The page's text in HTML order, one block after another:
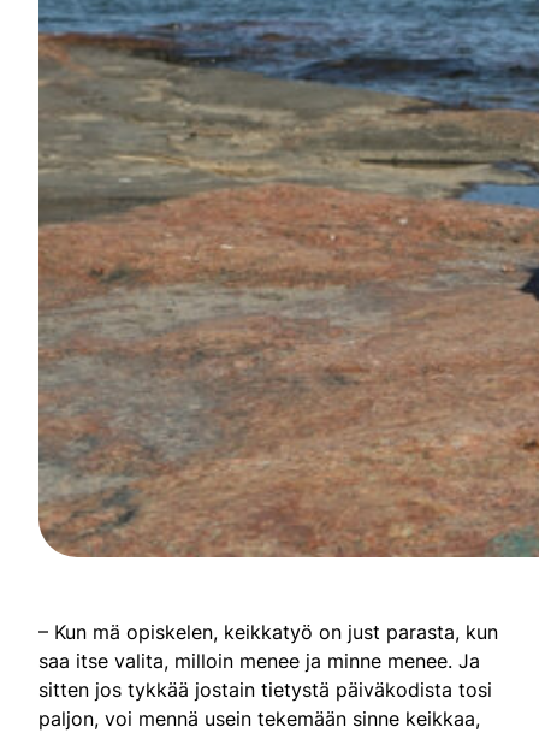
– Kun mä opiskelen, keikkatyö on just parasta, kun
saa itse valita, milloin menee ja minne menee. Ja
sitten jos tykkää jostain tietystä päiväkodista tosi
paljon, voi mennä usein tekemään sinne keikkaa,